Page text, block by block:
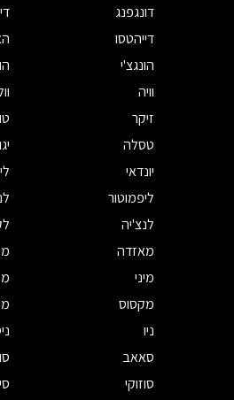
דונגפנג
דייהטסו
הונגצ'י
וויה
זיקר
טסלה
יונדאי
ליפמוטור
לנצ'יה
מאזדה
מיני
מקסוס
ניו
סאאב
סוזוקי